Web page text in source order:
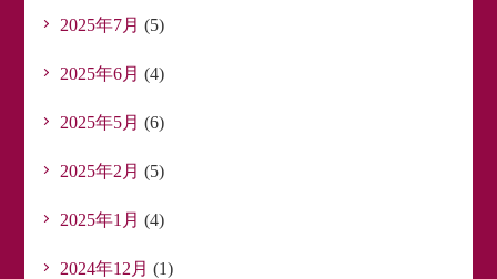
2025年7月 (5)
2025年6月 (4)
2025年5月 (6)
2025年2月 (5)
2025年1月 (4)
2024年12月 (1)